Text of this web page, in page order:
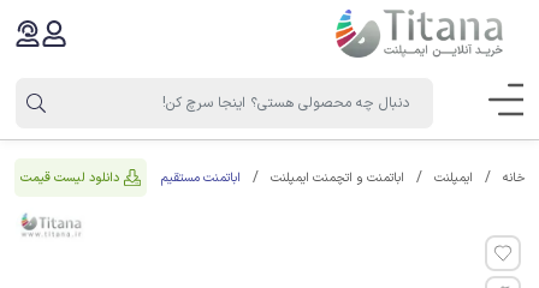
خانه ایمپلنت اباتمنت و اتچمنت ایمپلنت اباتمنت مستقیم دانلود لیست قیمت